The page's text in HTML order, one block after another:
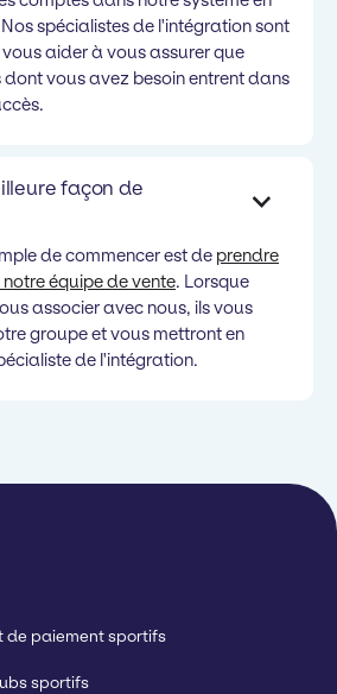
spécialistes de l'intégration sont
aider à vous assurer que
dont vous avez besoin entrent dans
façon de
de commencer est de prendre
équipe de vente. Lorsque
associer avec nous, ils vous
groupe et vous mettront en
de l'intégration.
de paiement sportifs
sportifs